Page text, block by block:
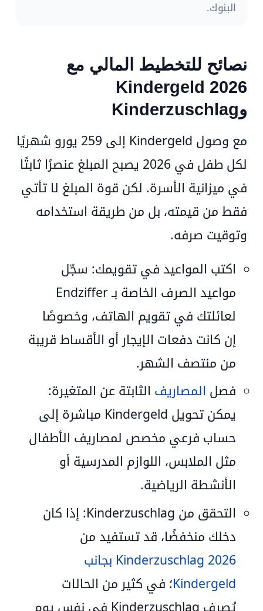
البنوك.
نصائح للتخطيط المالي مع
Kindergeld 2026
وKinderzuschlag
مع وصول Kindergeld إلى
259 يورو شهريًا
لكل طفل في 2026
يصبح المبلغ عنصرًا ثابتًا
في ميزانية الأسرة. لكن قوة المبلغ لا تأتي
فقط من قيمته، بل من طريقة استخدامه
وتوقيت صرفه.
اكتب المواعيد في تقويمك: سجّل
مواعيد الصرف الخاصة بـ Endziffer
لعائلتك في تقويم الهاتف، وخصوصًا
إن كانت دفعات الإيجار أو الأقساط قريبة
من منتصف الشهر.
فصل المصاريف الثابتة عن المتغيرة:
يمكن تحويل Kindergeld مباشرة إلى
حساب فرعي مخصص لمصاريف الأطفال
مثل الملابس، اللوازم المدرسية أو
الأنشطة الرياضية.
التحقق من Kinderzuschlag:
إذا كان
دخلك منخفضًا، قد تستفيد من
Kinderzuschlag 2026 بجانب
Kindergeld؛ في كثير من الحالات
يُصرف Kinderzuschlag في نفس يوم